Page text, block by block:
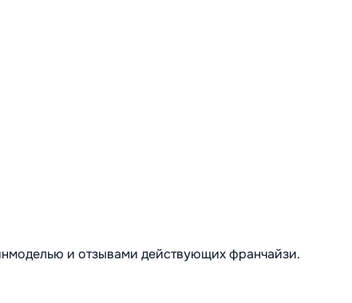
и отзывами действующих франчайзи.